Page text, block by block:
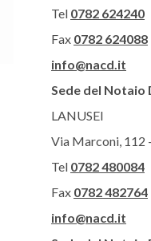
Tel 0782 624240
Fax 0782 624088
info@nacd.it
Sede del Notaio
LANUSEI
Via Marconi, 112
Tel 0782 480084
Fax 0782 482764
info@nacd.it